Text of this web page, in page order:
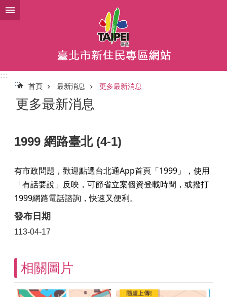
跳到主要內容區塊
:::
:::
首頁 最新消息 更多最新消息
更多最新消息
1999 網路臺北 (4-1)
有市政問題，歡迎點選台北通App首頁「1999」，使用
「有話要說」反映，可節省立案個資登載時間，或撥打
1999網路電話諮詢，快速又便利。
發布日期
113-04-17
相關圖片